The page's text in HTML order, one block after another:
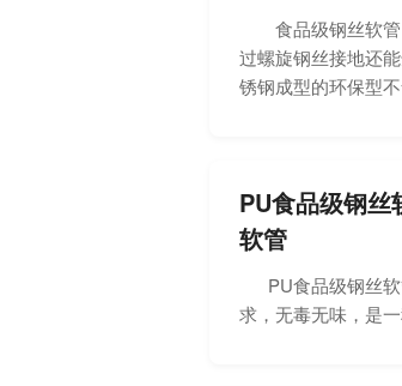
食品级钢丝软管
过螺旋钢丝接地还
锈钢成型的环保型
PU食品级钢
软管
PU食品级钢丝软
求，无毒无味，是